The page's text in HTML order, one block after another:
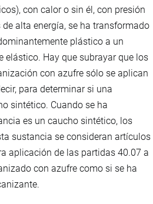
con calor o sin él, con presión
alta energía, se ha transformado
plástico a un
elástico. Hay que subrayar que los
con azufre sólo se aplican
para determinar si una
sintético. Cuando se ha
es un caucho sintético, los
sustancia se consideran artículos
aplicación de las partidas 40.07 a
con azufre como si se ha